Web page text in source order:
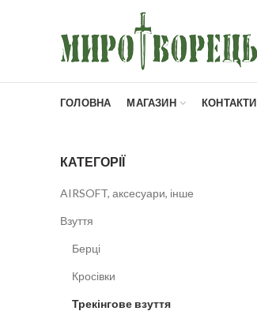
ГОЛОВНА МАГАЗИН КОНТАКТИ
КАТЕГОРІЇ
AIRSOFT, аксесуари, інше
Взуття
Берці
Кросівки
Трекінгове взуття